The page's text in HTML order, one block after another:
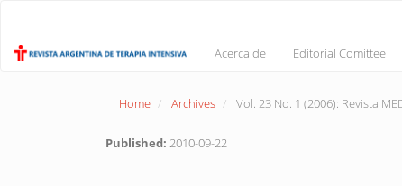
Content
Acerca de Editorial Comittee
Home Archives Vol. 23 No. 1 (2006): Revista
Published: 2010-09-22